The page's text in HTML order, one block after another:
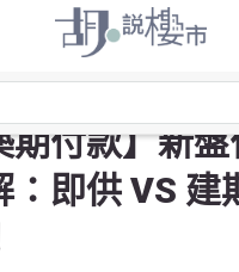
】新盤付款辦法拆解：即供 VS 建期
期付款】新
：即供 VS 建